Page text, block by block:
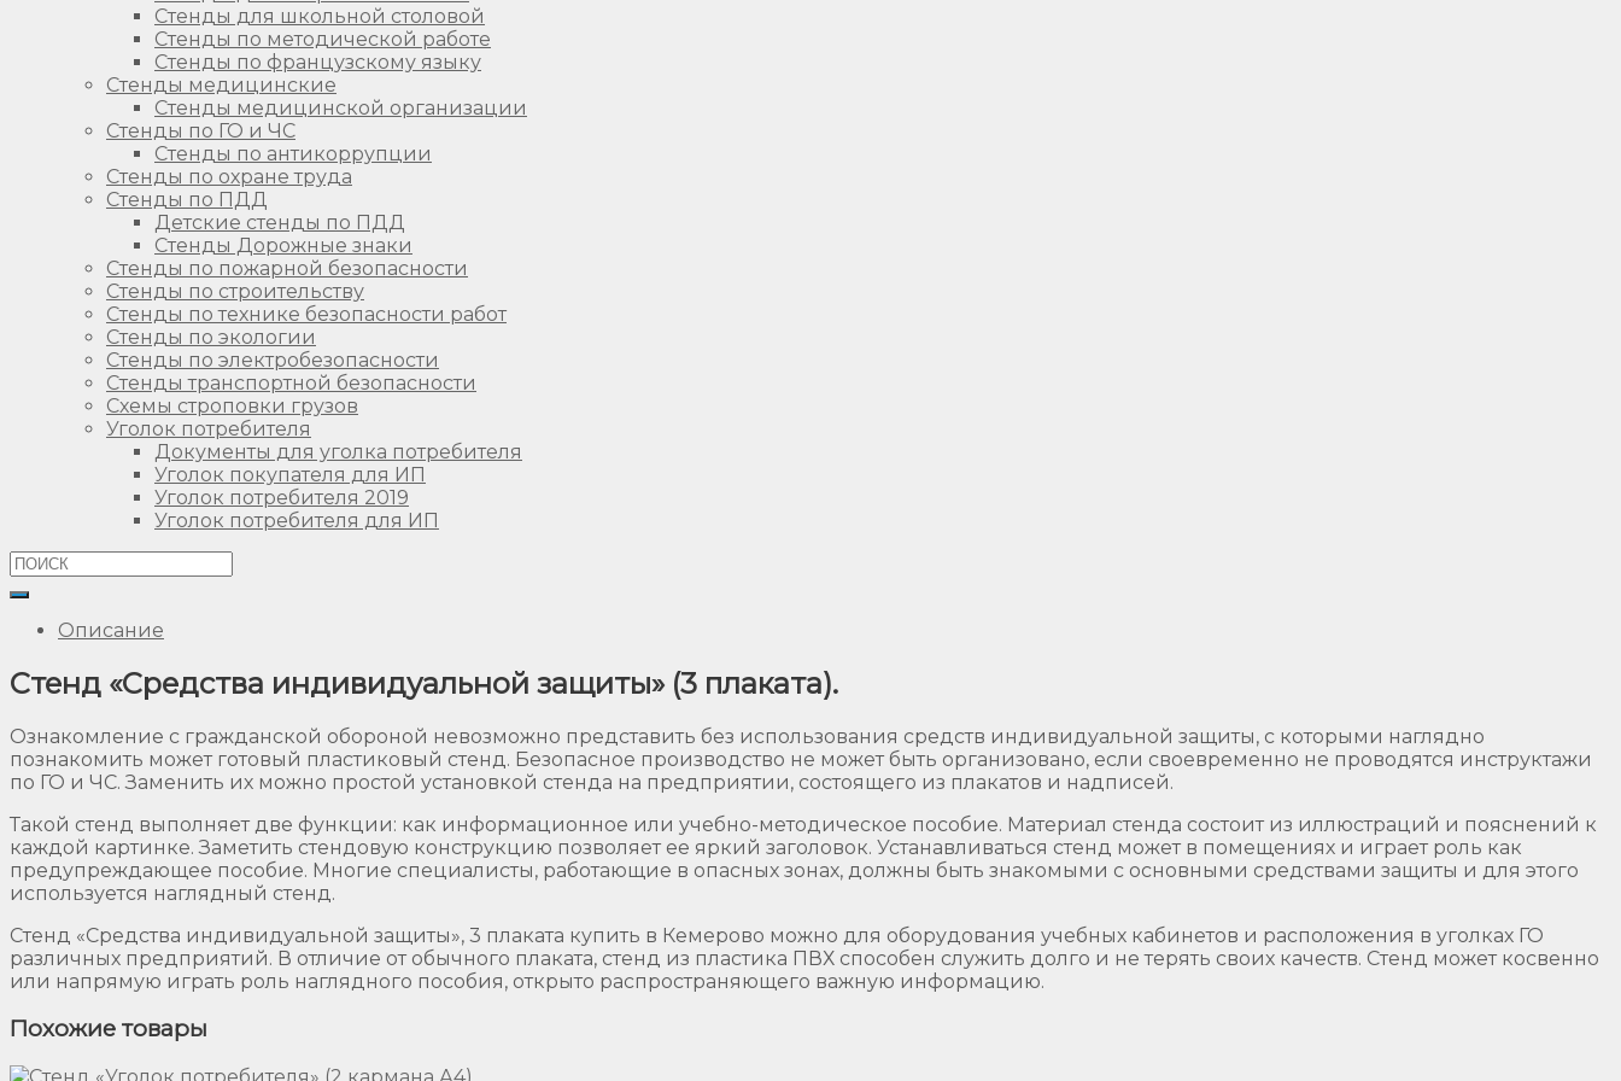
Стенды для школьной столовой
Стенды по методической работе
Стенды по французскому языку
Стенды медицинские
Стенды медицинской организации
Стенды по ГО и ЧС
Стенды по антикоррупции
Стенды по охране труда
Стенды по ПДД
Детские стенды по ПДД
Стенды Дорожные знаки
Стенды по пожарной безопасности
Стенды по строительству
Стенды по технике безопасности работ
Стенды по экологии
Стенды по электробезопасности
Стенды транспортной безопасности
Схемы строповки грузов
Уголок потребителя
Документы для уголка потребителя
Уголок покупателя для ИП
Уголок потребителя 2019
Уголок потребителя для ИП
Описание
Стенд «Средства индивидуальной защиты» (3 плаката).
Ознакомление с гражданской обороной невозможно представить без использования средств индивидуальной защиты, с которыми наглядно
познакомить может готовый пластиковый стенд. Безопасное производство не может быть организовано, если своевременно не проводятся инструктажи
по ГО и ЧС. Заменить их можно простой установкой стенда на предприятии, состоящего из плакатов и надписей.
Такой стенд выполняет две функции: как информационное или учебно-методическое пособие. Материал стенда состоит из иллюстраций и пояснений к
каждой картинке. Заметить стендовую конструкцию позволяет ее яркий заголовок. Устанавливаться стенд может в помещениях и играет роль как
предупреждающее пособие. Многие специалисты, работающие в опасных зонах, должны быть знакомыми с основными средствами защиты и для этого
используется наглядный стенд.
Стенд «Средства индивидуальной защиты», 3 плаката купить в Кемерово можно для оборудования учебных кабинетов и расположения в уголках ГО
различных предприятий. В отличие от обычного плаката, стенд из пластика ПВХ способен служить долго и не терять своих качеств. Стенд может косвенно
или напрямую играть роль наглядного пособия, открыто распространяющего важную информацию.
Похожие товары